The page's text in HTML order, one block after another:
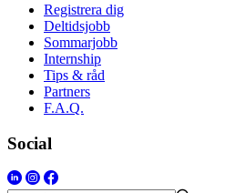
Registrera dig
Deltidsjobb
Sommarjobb
Internship
Tips & råd
Partners
F.A.Q.
Social